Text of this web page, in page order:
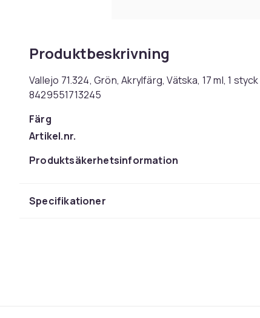
Produktbeskrivning
Vallejo 71.324, Grön, Akrylfärg, Vätska, 17 ml, 1
8429551713245
Färg
Artikel.nr.
Produktsäkerhetsinformation
Specifikationer